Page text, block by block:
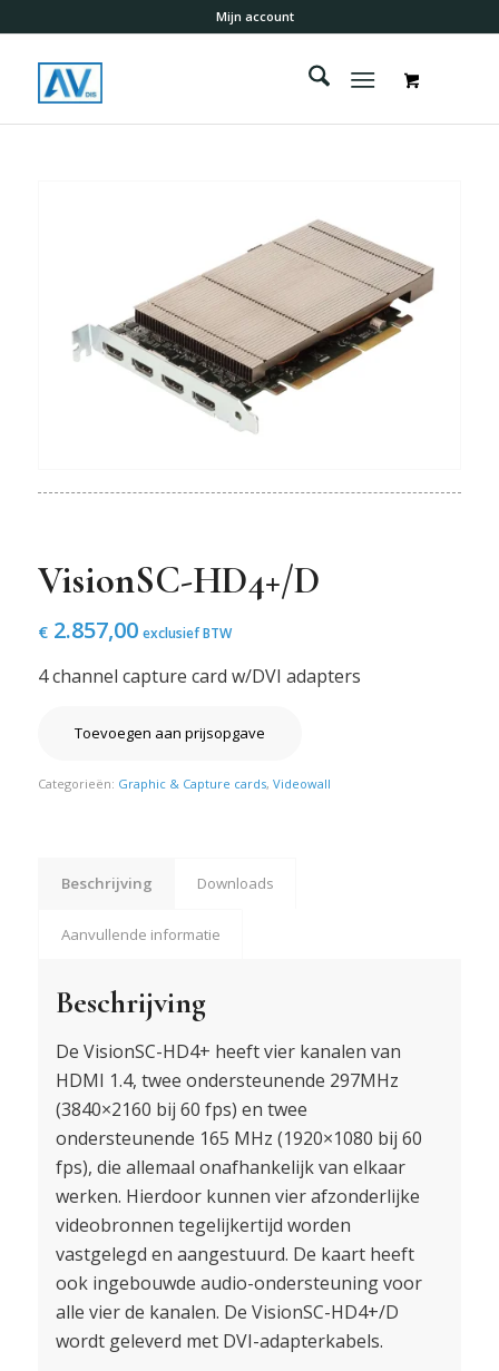
Mijn account
VisionSC-HD4+/D
€2.857,00 exclusief BTW
4 channel capture card w/DVI adapters
Toevoegen aan prijsopgave
Categorieën: Graphic & Capture cards, Videowall
Beschrijving Downloads
Aanvullende informatie
Beschrijving
De VisionSC-HD4+ heeft vier kanalen van
HDMI 1.4, twee ondersteunende 297MHz
(3840×2160 bij 60 fps) en twee
ondersteunende 165 MHz (1920×1080 bij 60
fps), die allemaal onafhankelijk van elkaar
werken. Hierdoor kunnen vier afzonderlijke
videobronnen tegelijkertijd worden
vastgelegd en aangestuurd. De kaart heeft
ook ingebouwde audio-ondersteuning voor
alle vier de kanalen. De VisionSC-HD4+/D
wordt geleverd met DVI-adapterkabels.